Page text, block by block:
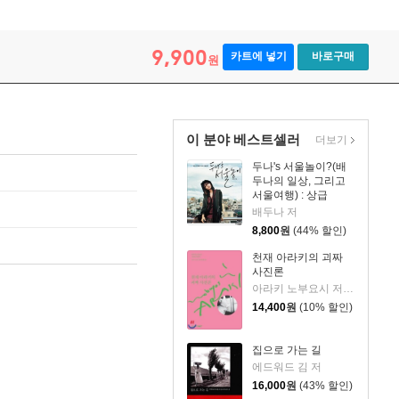
9,900원 카트에 넣기 바로구매
이 분야 베스트셀러
두나's 서울놀이?(배
두나의 일상, 그리고
서울여행) : 상급
배두나 저
8,800원 (44% 할인)
천재 아라키의 괴짜
사진론
아라키 노부요시 저/백창흠 역
14,400원 (10% 할인)
집으로 가는 길
에드워드 김 저
16,000원 (43% 할인)
더보기